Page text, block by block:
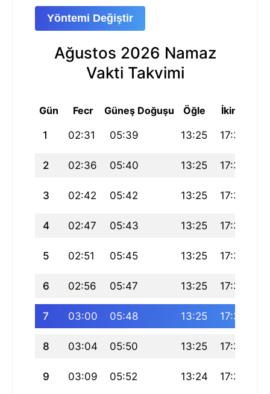
Yöntemi Değiştir
Ağustos 2026 Namaz
Vakti Takvimi
Gün Fecr Güneş Doğuşu Öğle İkindi
1 02:31 05:39 13:25 17:36
2 02:36 05:40 13:25 17:36
3 02:42 05:42 13:25 17:35
4 02:47 05:43 13:25 17:34
5 02:51 05:45 13:25 17:33
6 02:56 05:47 13:25 17:32
7 03:00 05:48 13:25 17:31
8 03:04 05:50 13:25 17:31
9 03:09 05:52 13:24 17:30